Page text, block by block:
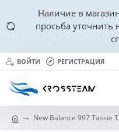
Наличие в
просьба уточнить
ВОЙТИ РЕГИСТРАЦИЯ
New Balance 997 Tassie